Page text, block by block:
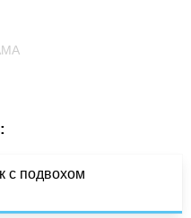
с подвохом